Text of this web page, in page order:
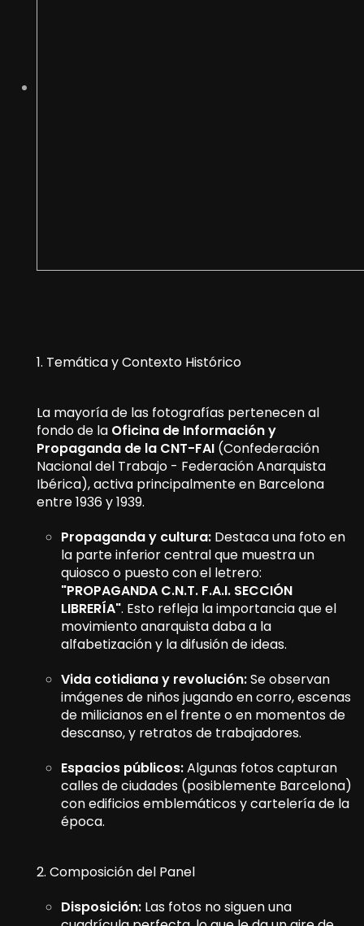
1. Temática y Contexto Histórico
La mayoría de las fotografías pertenecen al
fondo de la Oficina de Información y
Propaganda de la CNT-FAI (Confederación
Nacional del Trabajo - Federación Anarquista
Ibérica), activa principalmente en Barcelona
entre 1936 y 1939.
Propaganda y cultura: Destaca una foto en
la parte inferior central que muestra un
quiosco o puesto con el letrero:
"PROPAGANDA C.N.T. F.A.I. SECCIÓN
LIBRERÍA". Esto refleja la importancia que el
movimiento anarquista daba a la
alfabetización y la difusión de ideas.
Vida cotidiana y revolución:Se observan
imágenes de niños jugando en corro, escenas
de milicianos en el frente o en momentos de
descanso, y retratos de trabajadores.
Espacios públicos:Algunas fotos capturan
calles de ciudades (posiblemente Barcelona)
con edificios emblemáticos y cartelería de la
época.
2. Composición del Panel
Disposición: Las fotos no siguen una